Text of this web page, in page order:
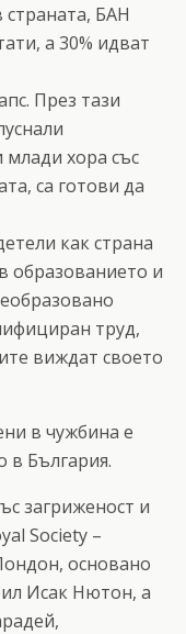
страната, БАН
а 30% идват
През тази
хора със
са готови да
как страна
образованието и
труд,
виждат своето
в чужбина е
в България.
загриженост и
Society –
основано
Исак Нютон, а